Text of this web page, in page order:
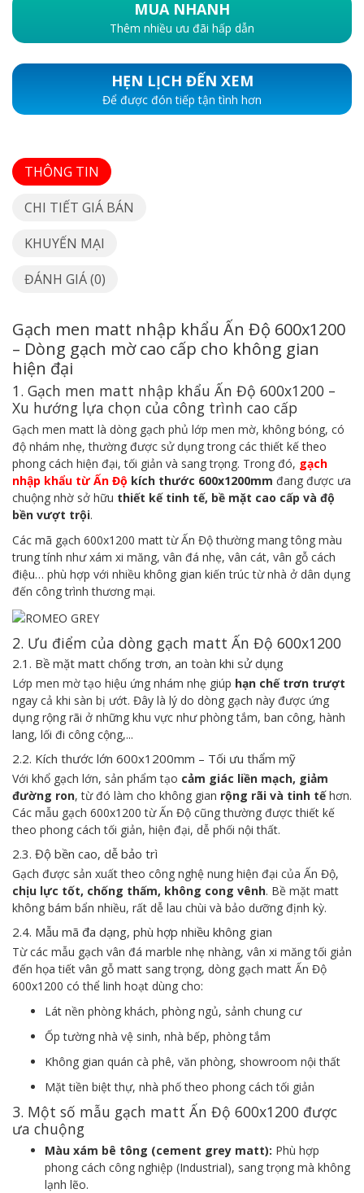
MUA NHANH
Thêm nhiều ưu đãi hấp dẫn
HẸN LỊCH ĐẾN XEM
Để được đón tiếp tận tình hơn
THÔNG TIN
CHI TIẾT GIÁ BÁN
KHUYẾN MẠI
ĐÁNH GIÁ (0)
Gạch men matt nhập khẩu Ấn Độ 600x1200
– Dòng gạch mờ cao cấp cho không gian
hiện đại
1. Gạch men matt nhập khẩu Ấn Độ 600x1200 –
Xu hướng lựa chọn của công trình cao cấp
Gạch men matt là dòng gạch phủ lớp men mờ, không bóng, có
độ nhám nhẹ, thường được sử dụng trong các thiết kế theo
phong cách hiện đại, tối giản và sang trọng. Trong đó, gạch
nhập khẩu từ Ấn Độ kích thước 600x1200mm đang được ưa
chuộng nhờ sở hữu thiết kế tinh tế, bề mặt cao cấp và độ
bền vượt trội.
Các mã gạch 600x1200 matt từ Ấn Độ thường mang tông màu
trung tính như xám xi măng, vân đá nhẹ, vân cát, vân gỗ cách
điệu… phù hợp với nhiều không gian kiến trúc từ nhà ở dân dụng
đến công trình thương mại.
2. Ưu điểm của dòng gạch matt Ấn Độ 600x1200
2.1. Bề mặt matt chống trơn, an toàn khi sử dụng
Lớp men mờ tạo hiệu ứng nhám nhẹ giúp hạn chế trơn trượt
ngay cả khi sàn bị ướt. Đây là lý do dòng gạch này được ứng
dụng rộng rãi ở những khu vực như phòng tắm, ban công, hành
lang, lối đi công cộng,...
2.2. Kích thước lớn 600x1200mm – Tối ưu thẩm mỹ
Với khổ gạch lớn, sản phẩm tạo cảm giác liền mạch, giảm
đường ron, từ đó làm cho không gian rộng rãi và tinh tếhơn.
Các mẫu gạch 600x1200 từ Ấn Độ cũng thường được thiết kế
theo phong cách tối giản, hiện đại, dễ phối nội thất.
2.3. Độ bền cao, dễ bảo trì
Gạch được sản xuất theo công nghệ nung hiện đại của Ấn Độ,
chịu lực tốt, chống thấm, không cong vênh. Bề mặt matt
không bám bẩn nhiều, rất dễ lau chùi và bảo dưỡng định kỳ.
2.4. Mẫu mã đa dạng, phù hợp nhiều không gian
Từ các mẫu gạch vân đá marble nhẹ nhàng, vân xi măng tối giản
đến họa tiết vân gỗ matt sang trọng, dòng gạch matt Ấn Độ
600x1200 có thể linh hoạt dùng cho:
Lát nền phòng khách, phòng ngủ, sảnh chung cư
Ốp tường nhà vệ sinh, nhà bếp, phòng tắm
Không gian quán cà phê, văn phòng, showroom nội thất
Mặt tiền biệt thự, nhà phố theo phong cách tối giản
3. Một số mẫu gạch matt Ấn Độ 600x1200 được
ưa chuộng
Màu xám bê tông (cement grey matt): Phù hợp
phong cách công nghiệp (Industrial), sang trọng mà không
lạnh lẽo.